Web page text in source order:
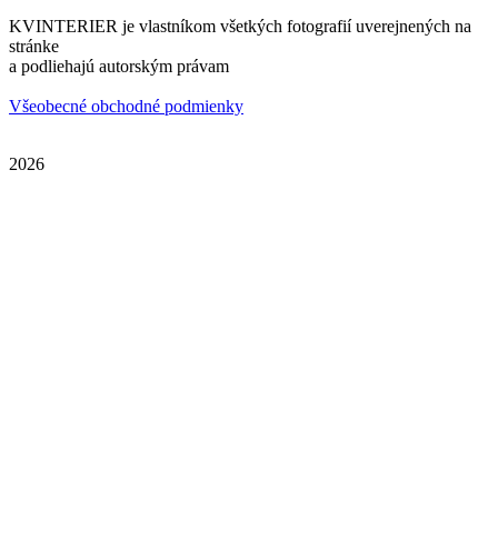
KVINTERIER je vlastníkom všetkých fotografií uverejnených na
stránke
a podliehajú autorským právam
Všeobecné obchodné podmienky
2026